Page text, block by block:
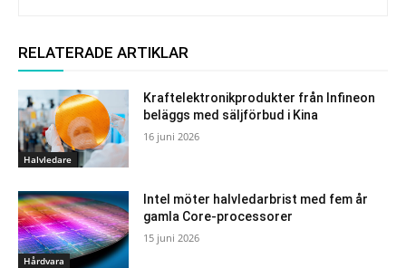
RELATERADE ARTIKLAR
Halvledare
Kraftelektronikprodukter från Infineon
beläggs med säljförbud i Kina
16 juni 2026
Hårdvara
Intel möter halvledarbrist med fem år
gamla Core-processorer
15 juni 2026